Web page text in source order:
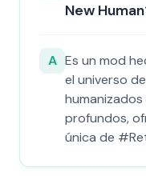
New
A Es un mod
el universo
profundos,
única de